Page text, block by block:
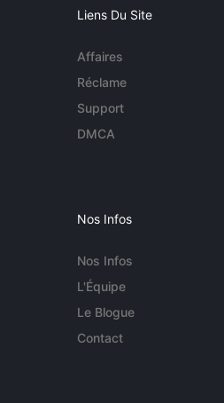
Liens Du Site
Affaires
Réclame
Support
DMCA
Nos Infos
Nos Infos
L'Équipe
Le Blogue
Contact